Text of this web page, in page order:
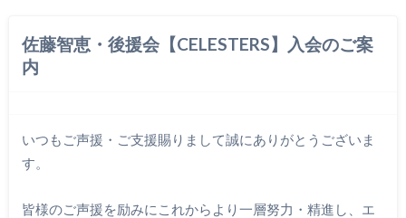
佐藤智恵・後援会【CELESTERS】入会のご案
内
いつもご声援・ご支援賜りまして誠にありがとうございま
す。
皆様のご声援を励みにこれからより一層努力・精進し、エ